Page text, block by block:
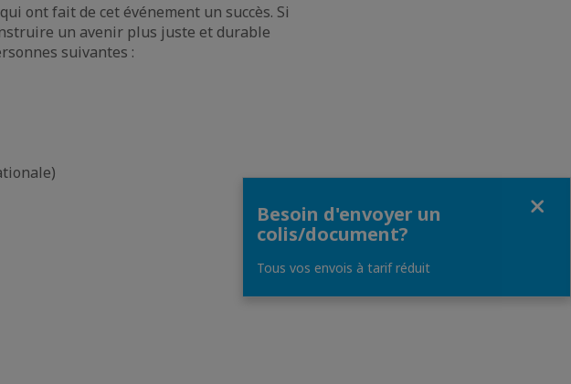
ont fait de cet événement un succès. Si
un avenir plus juste et durable
suivantes :
Besoin d'envoyer un
colis/document?
Tous vos envois à tarif réduit